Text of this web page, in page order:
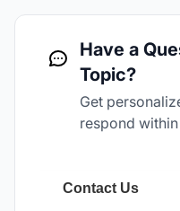
Have a
Topic?
Get
respond